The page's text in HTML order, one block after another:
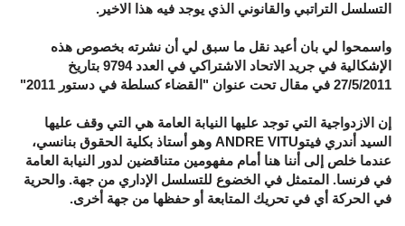
التسلسل التراتبي والقانوني الذي يوجد فيه هذا الاخير.
واسمحوا لي بان أعيد نقل ما سبق لي أن نشرته بخصوص هذه
الإشكالية في جريد الاتحاد الاشتراكي في العدد 9794 بتاريخ
27/5/2011 في مقال تحت عنوان "القضاء كسلطة في دستور 2011"
إن الازدواجية التي توجد عليها النيابة العامة هي التي وقف عليها
السيد أندري فيتوANDRE VITU وهو أستاذ بكلية الحقوق بنانسي،
عندما خلص إلى أننا هنا أمام مفهومين متناقضين لدور النيابة العامة
في فرنسا. المتمثل في الخضوع للتسلسل الإداري من جهة. والحرية
في الحركة أي في تحريك المتابعة أو حفظها من جهة أخرى.